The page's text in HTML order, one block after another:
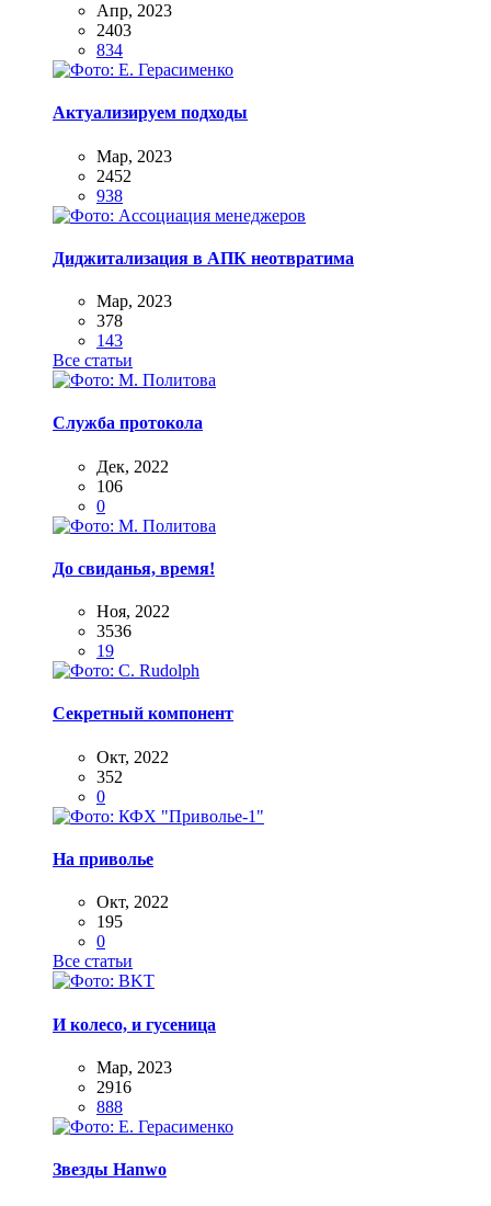
Апр, 2023
2403
834
Актуализируем подходы
Мар, 2023
2452
938
Диджитализация в АПК неотвратима
Мар, 2023
378
143
Все статьи
Служба протокола
Дек, 2022
106
0
До свиданья, время!
Ноя, 2022
3536
19
Секретный компонент
Окт, 2022
352
0
На приволье
Окт, 2022
195
0
Все статьи
И колесо, и гусеница
Мар, 2023
2916
888
Звезды Hanwo